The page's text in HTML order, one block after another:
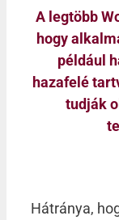
A legtöbb
hogy
például
hazafelé
tudják
Hátránya,